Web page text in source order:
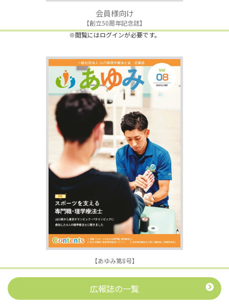
会員様向け
【創立50周年記念誌】
※閲覧にはログインが必要です。
【あゆみ第8号】
広報誌の一覧